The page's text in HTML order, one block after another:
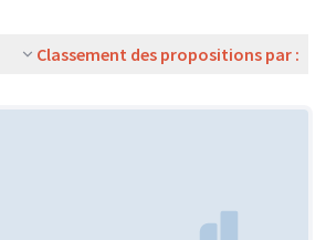
Classement des propositions par :